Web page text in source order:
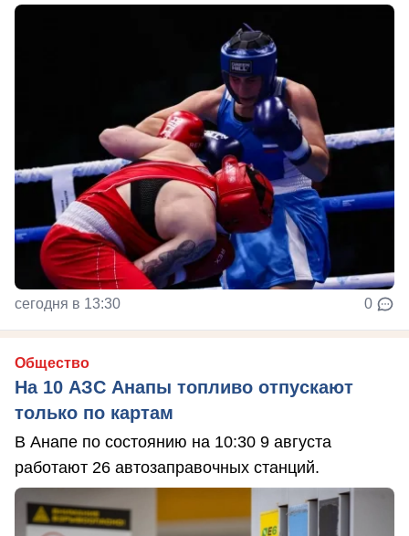
сегодня в 13:30 0
Общество
На 10 АЗС Анапы топливо отпускают
только по картам
В Анапе по состоянию на 10:30 9 августа
работают 26 автозаправочных станций.